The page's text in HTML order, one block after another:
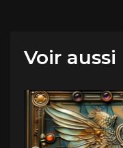
Voir aussi